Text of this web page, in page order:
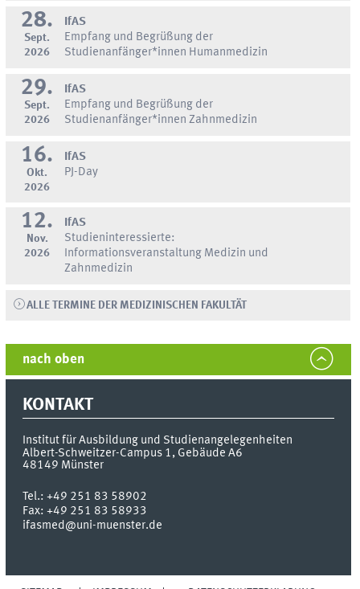
28.
Sept.
2026
IfAS
Empfang und Begrüßung der
Studienanfänger*innen Humanmedizin
29.
Sept.
2026
IfAS
Empfang und Begrüßung der
Studienanfänger*innen Zahnmedizin
16.
Okt.
2026
IfAS
PJ-Day
12.
Nov.
2026
IfAS
Studieninteressierte:
Informationsveranstaltung Medizin und
Zahnmedizin
ALLE TERMINE DER MEDIZINISCHEN FAKULTÄT
nach oben
KONTAKT
Institut für Ausbildung und Studienangelegenheiten
Albert-Schweitzer-Campus 1, Gebäude A6
48149 Münster
Tel.:+49 251 83 58902
Fax:+49 251 83 58933
ifasmed@uni-muenster.de